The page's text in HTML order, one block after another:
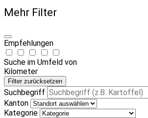
Mehr Filter
Empfehlungen
Suche im Umfeld von
Kilometer
Filter zurücksetzen
Suchbegriff
Kanton
Kategorie